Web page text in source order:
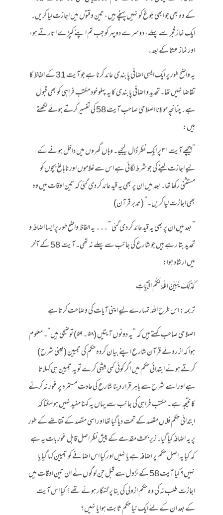
کے وہ بھی جو ابھی بلوغ کو نہیں پہنچے ہیں، تین وقتوں میں اجازت لیا کریں۔
ایک نماز فجر سے پہلے، دوسرے دوپہر کو جب تم اپنے کپڑے اتارتے ہو،
اور نماز عشا کے بعد۔
یہ واضح طور پر ایک ایسی اضافی پابندی عائد کرنا ہے جو آیت 31 کے الفاظ کا
تقاضا نہیں تھا۔ تحدید و اضافی پابندی کا یہ پہلو خود مکتب فراہی کو بھی قبول
ہے۔ چنانچہ مولانا اصلاحی صاحب آیت 58 کی تفسیر کرتے ہوئے لکھتے
ہیں:
” پیچھے آیت ۳۱ پر ایک نظر ڈال لیجیے۔ وہاں گھروں میں داخل ہونے کے
لیے اجازت لینے کی جو شرط لگائی ہے اس سے غلاموں اور نابالغ بچوں کو
مستثنیٰ رکھا تھا۔ بعد میں ان پر بھی یہ قید عائد کر دی گئی کہ تین اوقات میں وہ
بھی اجازت لیا کریں۔” (تدبر قرآن)
” بعد میں ان پر بھی یہ قید عائد کر دی گئی ” ۔۔۔ یہ الفاظ واضح طور پر ایسا اضافہ و
تحدید بتا رہے ہیں جو شارع کی جانب سے پہلے نہ تھی۔ آیت 58 کے آخر
میں ارشاد ہوا:
كَذَٰلِكَ يُبَيِّنُ اللَّهُ لَكُمُ الْآيَاتِ
ترجمہ: اس طرح اللہ تمہارے لیے اپنی آیات کی وضاحت کرتا ہے
اصلاحی صاحب کہتے ہیں کہ “یہ دونوں آیتیں (۵۸ ۔ ۵۹) توضیحی ہیں”۔ معلوم
ہوا کہ از روئے قرآن شارع اپنے بیان کردہ حکم کی تبیین (یعنی شرح)
کرتے ہوئے ابتدائی حکم میں اگر کوئی کمی بیشی کرے تو یہ تبیین ہی کہلاتا
ہے اور اسے شرح سے باہر قرار دینا شارع کی عادت مستمرہ پر غور نہ کرنے
کا نتیجہ ہے۔ مکتب فراہی کی جانب سے یہاں یہ کہنا مفید نہیں ہوسکتا کہ
ابتدائی حکم فلاں مقصد کے تحت دیا گیا تھا اور اسی مقصد کے تقاضے کے طور
پر یہ اضافہ کیا گیا۔ زیر بحث مقدمے کے پیش نظر اصل قابل غور بات یہ ہے
کہ کیا یہ اصل حکم پر اضافہ ہے یا نہیں اور کیا اس اضافے کو تبیین کہا گیا یا
نہیں؟ کیا آیت 58 کے نزول سے قبل جن لوگوں نے ان تین اوقات میں
اجازت طلب نہ کی وہ حکم ازولی کی بنا پر گنہگار ہوئے تھے؟ کیا اس آیت
کے بعد ان کے لئے ایک نیا حکم ثابت ہوا یا نہیں؟